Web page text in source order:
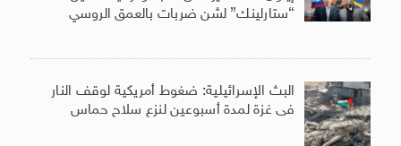
“ستارلينك” لشن ضربات بالعمق الروسي
البث الإسرائيلية: ضغوط أمريكية لوقف النار
فى غزة لمدة أسبوعين لنزع سلاح حماس